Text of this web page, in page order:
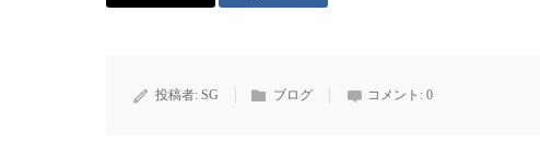
投稿者: SG ブログ コメント: 0